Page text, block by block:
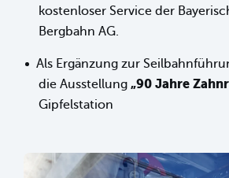
kostenloser Service der
Bergbahn AG.
Als Ergänzung zur
die Ausstellung„90 Jahre
Gipfelstation
sr.lightbox.Bild vergrößern